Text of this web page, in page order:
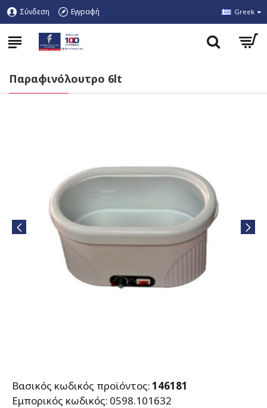
Σύνδεση Εγγραφή Greek
Παραφινόλουτρο 6lt
Βασικός κωδικός προϊόντος:146181
Εμπορικός κωδικός: 0598.101632